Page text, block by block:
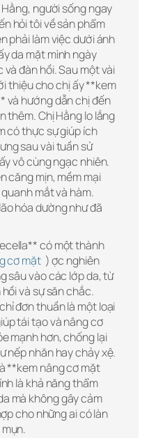
người sống ngay
hỏi tôi về sản phẩm
phải làm việc dưới ánh
da mặt mình ngày
đàn hồi. Sau một vài
thiệu cho chị ấy **kem
và hướng dẫn chị đến
thêm. Chị Hằng lo lắng
có thực sự giúp ích
sau vài tuần sử
vô cùng ngạc nhiên.
căng mịn, mềm mại
mắt và hàm.
hóa dường như đã
có một thành
cơ mặt) ợc nghiên
sâu vào các lớp da, từ
và sự săn chắc.
đơn thuần là một loại
tái tạo và nâng cơ
mạnh hơn, chống lại
nếp nhăn hay chảy xệ.
**kem nâng cơ mặt
là khả năng thẩm
mà không gây cảm
cho những ai có làn